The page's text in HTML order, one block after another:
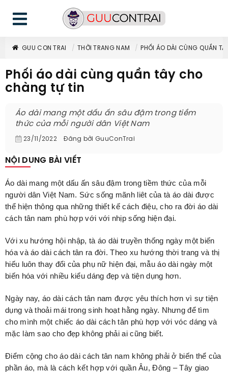
GUU CON TRAI THỜI TRANG NAM PHỐI ÁO DÀI CÙNG QUẦN
Phối áo dài cùng quần tây cho
chàng tự tin
Áo dài mang một dấu ấn sâu đậm trong tiềm
thức của mỗi người dân Việt Nam
23/11/2022 Đăng bởi GuuConTrai
NỘI DUNG BÀI VIẾT
Áo dài mang một dấu ấn sâu đậm trong tiềm thức của mỗi
người dân Việt Nam. Sức sống mãnh liêt của tà áo dài được
thể hiện thông qua những thiết kế cách điệu, cho ra đời áo dài
cách tân nam phù hợp với với nhịp sống hiện đại.
Với xu hướng hội nhập, tà áo dài truyền thống ngày một biến
hóa và áo dài cách tân ra đời. Theo xu hướng thời trang và thị
hiếu luôn thay đổi của phụ nữ hiện đại, mẫu áo dài ngày một
biến hóa với nhiều kiểu dáng đẹp và tiện dụng hơn.
Ngày nay, áo dài cách tân nam được yêu thích hơn vì sự tiện
dụng và thoải mái trong sinh hoạt hằng ngày. Nhưng để tìm
cho mình một chiếc áo dài cách tân phù hợp với vóc dáng và
mặc làm sao cho đẹp không phải ai cũng biết.
Điểm cộng cho áo dài cách tân nam không phải ở biến thể của
phần áo, mà là cách kết hợp với quần Âu, Đông – Tây giao